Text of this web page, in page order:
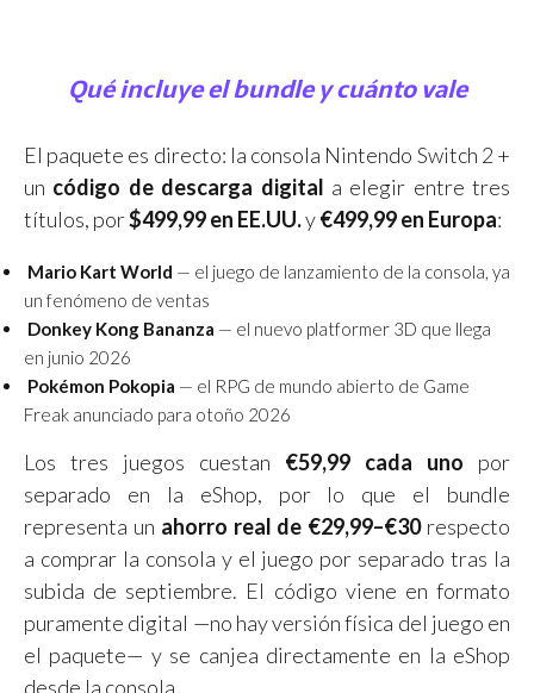
Qué incluye el bundle y cuánto vale
El paquete es directo: la consola Nintendo Switch 2 +
un código de descarga digital a elegir entre tres
títulos, por$499,99 en EE.UU.y€499,99 en Europa:
Mario Kart World — el juego de lanzamiento de la consola, ya
un fenómeno de ventas
Donkey Kong Bananza — el nuevo platformer 3D que llega
en junio 2026
Pokémon Pokopia — el RPG de mundo abierto de Game
Freak anunciado para otoño 2026
Los tres juegos cuestan €59,99 cada uno por
separado en la eShop, por lo que el bundle
representa un ahorro real de €29,99–€30respecto
a comprar la consola y el juego por separado tras la
subida de septiembre. El código viene en formato
puramente digital —no hay versión física del juego en
el paquete— y se canjea directamente en la eShop
desde la consola.